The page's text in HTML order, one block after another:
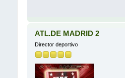
ATL.DE MADRID 2
Director deportivo